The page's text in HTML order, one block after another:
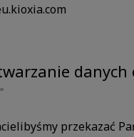
danych
przekazać